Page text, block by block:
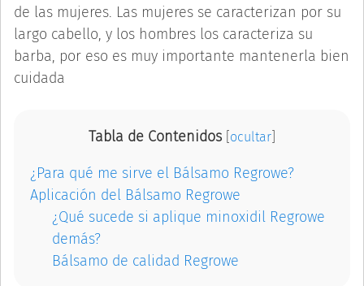
de las mujeres. Las mujeres se caracterizan por su
largo cabello, y los hombres los caracteriza su
barba, por eso es muy importante mantenerla bien
cuidada
Tabla de Contenidos ocultar
¿Para qué me sirve el Bálsamo Regrowe?
Aplicación del Bálsamo Regrowe
¿Qué sucede si aplique minoxidil Regrowe
demás?
Bálsamo de calidad Regrowe